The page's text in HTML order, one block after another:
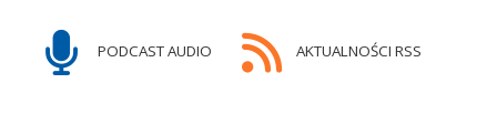
PODCAST AUDIO AKTUALNOŚCI RSS